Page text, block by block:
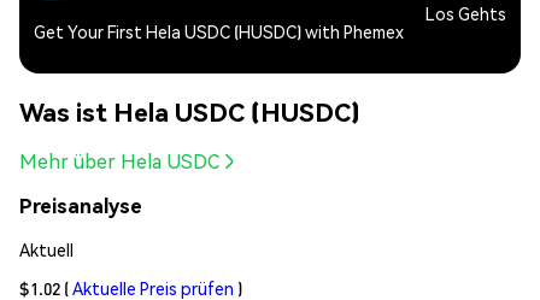
Get Your First Hela USDC (HUSDC) with Phemex
Los Gehts
Was ist Hela USDC (HUSDC)
Mehr über Hela USDC
Preisanalyse
Aktuell
$1.02 (Aktuelle Preis prüfen )